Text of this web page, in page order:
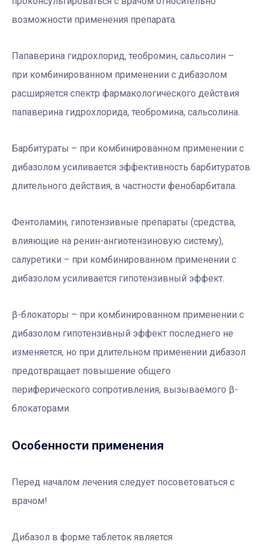
возможности применения препарата.
Папаверина гидрохлорид, теобромин, сальсолин –
при комбинированном применении с дибазолом
расширяется спектр фармакологического действия
папаверина гидрохлорида, теобромина, сальсолина.
Барбитураты – при комбинированном применении с
дибазолом усиливается эффективность барбитуратов
длительного действия, в частности фенобарбитала.
Фентоламин, гипотензивные препараты (средства,
влияющие на ренин-ангиотензиновую систему),
салуретики – при комбинированном применении с
дибазолом усиливается гипотензивный эффект.
β-блокаторы – при комбинированном применении с
дибазолом гипотензивный эффект последнего не
изменяется, но при длительном применении дибазол
предотвращает повышение общего
периферического сопротивления, вызываемого β-
блокаторами.
Особенности применения
Перед началом лечения следует посоветоваться с
врачом!
Дибазол в форме таблеток является